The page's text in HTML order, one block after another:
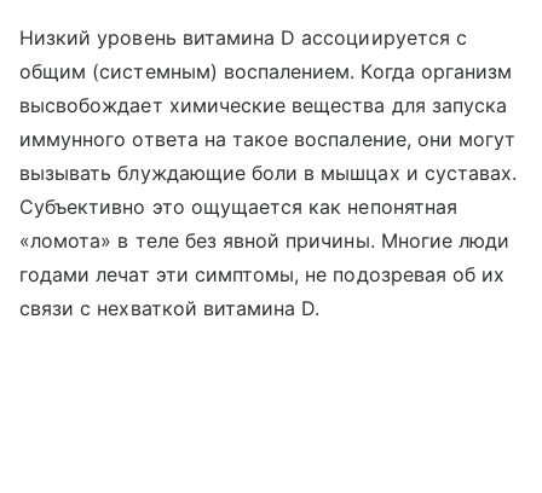
Низкий уровень витамина D ассоциируется с
общим (системным) воспалением. Когда организм
высвобождает химические вещества для запуска
иммунного ответа на такое воспаление, они могут
вызывать блуждающие боли в мышцах и суставах.
Субъективно это ощущается как непонятная
«ломота» в теле без явной причины. Многие люди
годами лечат эти симптомы, не подозревая об их
связи с нехваткой витамина D.